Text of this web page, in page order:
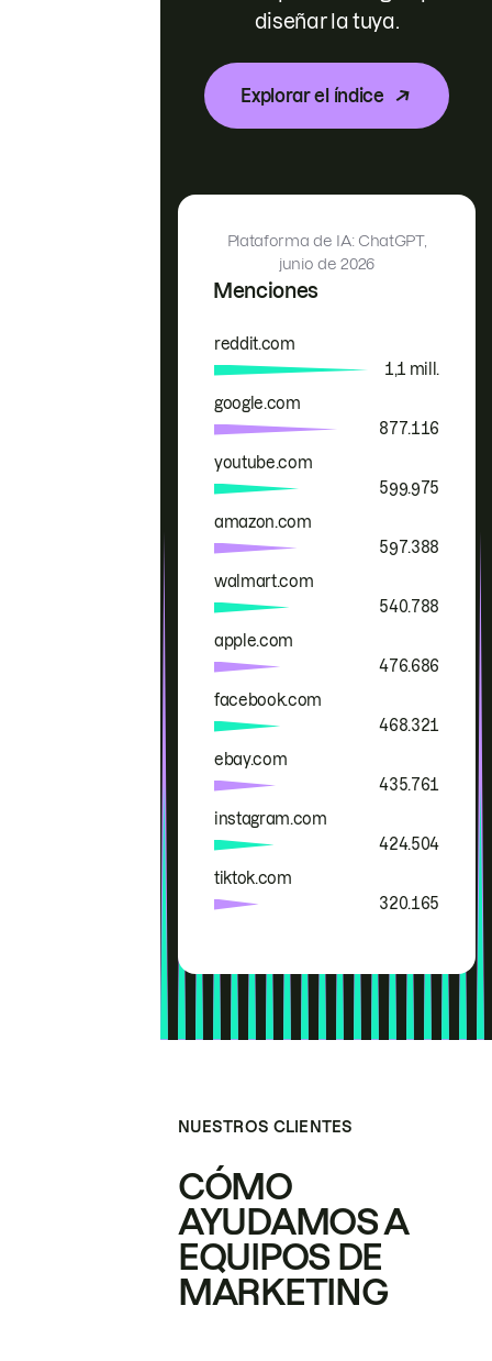
diseñar la tuya.
Explorar el índice
Menciones
Plataforma de IA: ChatGPT,
junio de 2026
Marca Menciones
reddit.com
1,1 mill.
google.com
877.116
youtube.com
599.975
amazon.com
597.388
walmart.com
540.788
apple.com
476.686
facebook.com
468.321
ebay.com
435.761
instagram.com
424.504
tiktok.com
320.165
NUESTROS CLIENTES
CÓMO
AYUDAMOS A
EQUIPOS DE
MARKETING